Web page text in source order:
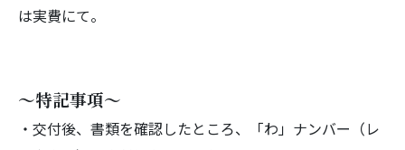
は実費にて。
～特記事項～
・交付後、書類を確認したところ、「わ」ナンバー（レ